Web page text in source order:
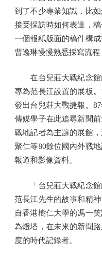
到了不少專業知識，比
接受採訪時如何表達，
一個報紙版面的稿件構
曹逸琳慢慢熟悉採寫流程
在台兒莊大戰紀念館
專為范長江設置的展板
發出台兒莊大戰捷報。
傳媒學子在此追尋新聞
戰地記者為主題的展館
聚仁等80餘位國內外戰
報道和影像資料。
「台兒莊大戰紀念館
范長江先生的故事和精
自香港樹仁大學的馮一
為燈塔，在未來的新聞
度的時代記錄者。